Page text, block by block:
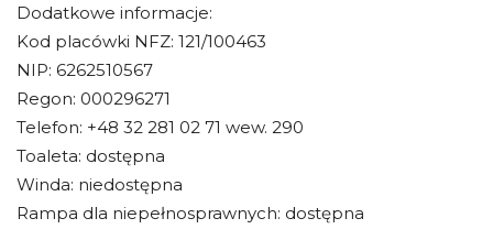
Dodatkowe informacje:
Kod placówki NFZ: 121/100463
NIP: 6262510567
Regon: 000296271
Telefon: +48 32 281 02 71 wew. 290
Toaleta: dostępna
Winda: niedostępna
Rampa dla niepełnosprawnych: dostępna